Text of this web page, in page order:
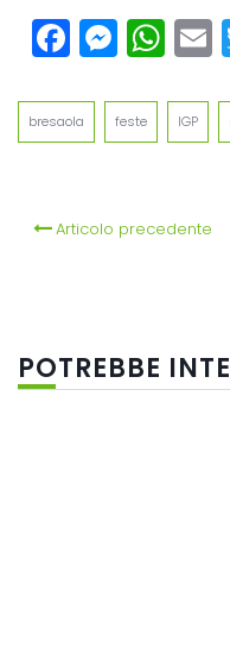
bresaola feste IGP
Articolo precedente
POTREBBE